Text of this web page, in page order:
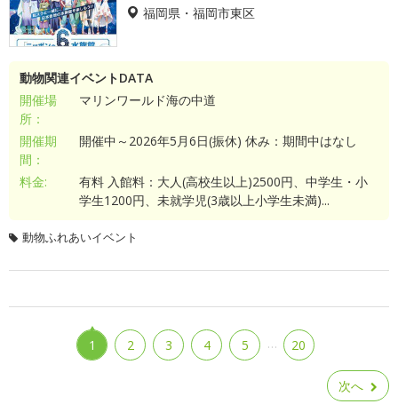
福岡県・福岡市東区
動物関連イベントDATA
開催場
所：
マリンワールド海の中道
開催期
間：
開催中～2026年5月6日(振休) 休み：期間中はなし
料金:
有料 入館料：大人(高校生以上)2500円、中学生・小
学生1200円、未就学児(3歳以上小学生未満)...
動物ふれあいイベント
1 2 3 4 5 … 20
次へ